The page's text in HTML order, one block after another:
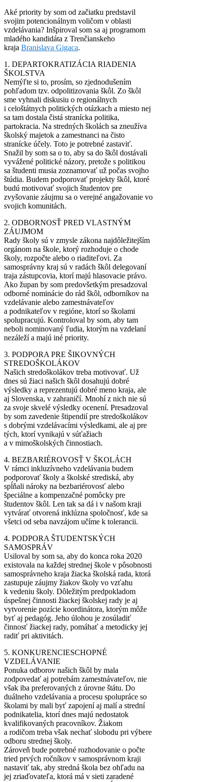
Aké priority by som od začiatku predstavil
svojim potencionálnym voličom v oblasti
vzdelávania? Inšpiroval som sa aj programom
mladého kandidáta z Trenčianskeho
kraja Branislava Gigaca.
1. DEPARTOKRATIZÁCIA RIADENIA
ŠKOLSTVA
Nemýľte si to, prosím, so zjednodušením
pohľadom tzv. odpolitizovania škôl. Zo škôl
sme vyhnali diskusiu o regionálnych
i celoštátnych politických otázkach a miesto nej
sa tam dostala čistá stranícka politika,
partokracia. Na stredných školách sa zneužíva
školský majetok a zamestnanci na čisto
stranícke účely. Toto je potrebné zastaviť.
Snažil by som sa o to, aby sa do škôl dostávali
vyvážené politické názory, pretože s politikou
sa študenti musia zoznamovať už počas svojho
štúdia. Budem podporovať projekty škôl, ktoré
budú motivovať svojich študentov pre
zvyšovanie záujmu sa o verejné angažovanie vo
svojich komunitách.
2. ODBORNOSŤ PRED VLASTNÝM
ZÁUJMOM
Rady školy sú v zmysle zákona najdôležitejším
orgánom na škole, ktorý rozhoduje o chode
školy, rozpočte alebo o riaditeľovi. Za
samosprávny kraj sú v radách škôl delegovaní
traja zástupcovia, ktorí majú hlasovacie právo.
Ako župan by som predovšetkým presadzoval
odborné nominácie do rád škôl, odborníkov na
vzdelávanie alebo zamestnávateľov
a podnikateľov v regióne, ktorí so školami
spolupracujú. Kontroloval by som, aby tam
neboli nominovaný ľudia, ktorým na vzdelaní
nezáleží a majú iné priority.
3. PODPORA PRE ŠIKOVNÝCH
STREDOŠKOLÁKOV
Našich stredoškolákov treba motivovať. Už
dnes sú žiaci našich škôl dosahujú dobré
výsledky a reprezentujú dobré meno kraja, ale
aj Slovenska, v zahraničí. Mnohí z nich nie sú
za svoje skvelé výsledky ocenení. Presadzoval
by som zavedenie štipendií pre stredoškolákov
s dobrými vzdelávacími výsledkami, ale aj pre
tých, ktorí vynikajú v súťažiach
a v mimoškolských činnostiach.
4. BEZBARIÉROVOSŤ V ŠKOLÁCH
V rámci inkluzívneho vzdelávania budem
podporovať školy a školské strediská, aby
spĺňali nároky na bezbariérovosť alebo
špeciálne a kompenzačné pomôcky pre
študentov škôl. Len tak sa dá i v našom kraji
vytvárať otvorená inklúzna spoločnosť, kde sa
všetci od seba navzájom učíme k tolerancii.
4. PODPORA ŠTUDENTSKÝCH
SAMOSPRÁV
Usiloval by som sa, aby do konca roka 2020
existovala na každej strednej škole v pôsobnosti
samosprávneho kraja žiacka školská rada, ktorá
zastupuje záujmy žiakov školy vo vzťahu
k vedeniu školy. Dôležitým predpokladom
úspešnej činnosti žiackej školskej rady je aj
vytvorenie pozície koordinátora, ktorým môže
byť aj pedagóg. Jeho úlohou je zosúladiť
činnosť žiackej rady, pomáhať a metodicky jej
radiť pri aktivitách.
5. KONKURENCIESCHOPNÉ
VZDELÁVANIE
Ponuka odborov našich škôl by mala
zodpovedať aj potrebám zamestnávateľov, nie
však iba preferovaných z úrovne štátu. Do
duálneho vzdelávania a procesu spolupráce so
školami by mali byť zapojení aj malí a strední
podnikatelia, ktorí dnes majú nedostatok
kvalifikovaných pracovníkov. Žiakom
a rodičom treba však nechať slobodu pri výbere
odboru strednej školy.
Zároveň bude potrebné rozhodovanie o počte
tried prvých ročníkov v samosprávnom kraji
nastaviť tak, aby stredná škola bez ohľadu na
jej zriaďovateľa, ktorá má v sieti zaradené